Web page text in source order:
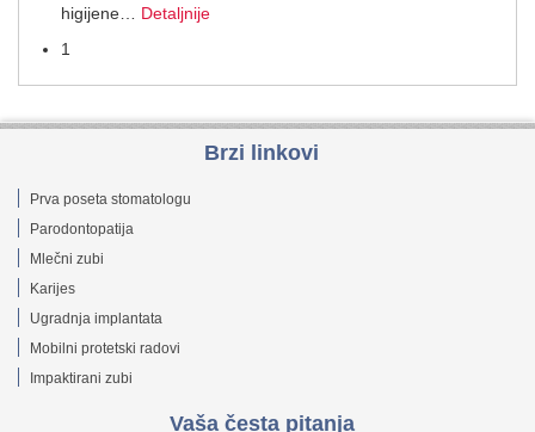
higijene
Detaljnije
1
Brzi linkovi
Prva poseta stomatologu
Parodontopatija
Mlečni zubi
Karijes
Ugradnja implantata
Mobilni protetski radovi
Impaktirani zubi
Vaša česta pitanja